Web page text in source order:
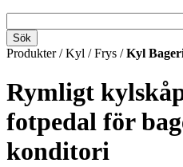
Produkter / Kyl / Frys /Kyl
Rymligt
fotpedal för
konditori